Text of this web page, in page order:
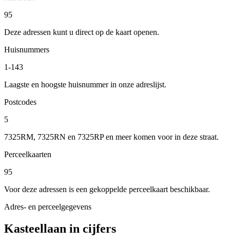
95
Deze adressen kunt u direct op de kaart openen.
Huisnummers
1-143
Laagste en hoogste huisnummer in onze adreslijst.
Postcodes
5
7325RM, 7325RN en 7325RP en meer komen voor in deze straat.
Perceelkaarten
95
Voor deze adressen is een gekoppelde perceelkaart beschikbaar.
Adres- en perceelgegevens
Kasteellaan in cijfers